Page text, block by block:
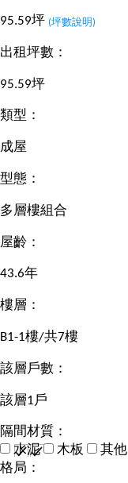
95.59坪 (坪數說明)
出租坪數：
95.59坪
類型：
成屋
型態：
多層樓組合
屋齡：
43.6年
樓層：
B1-1樓/共7樓
該層戶數：
該層1戶
隔間材質：
水泥
木板
其他
格局：